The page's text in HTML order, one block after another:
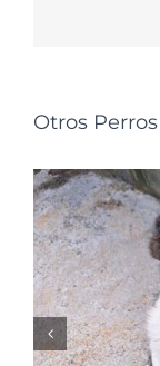
Otros Perros